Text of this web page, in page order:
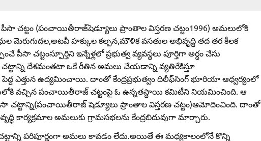
చట్టం (పంచాయితీరాజ్‌షెడ్యూలు ప్రాంతాల విస్తరణ చట్టం1996) అమలులోకి
మెరుగుదల,అటవీ హక్కుల కల్పన,మౌళిక వసతుల అభివృద్ధి తద తర కీలక
చట్టంస్పూర్తిని ఇన్నేళ్లలో ప్రభుత్వ వ్యవస్థలు పూర్తిగా అర్ధం చేసు
దేశమంతటా ఒకే రీతిన అమలు చేయడాన్ని వ్యతిరేకిస్తూ
ఎత్తున ఉద్యమించాయి. దాంతో కేంద్రప్రభుత్వం దిలీఫ్‌సింగ్‌ భూరియా ఆధ్వర్యంలో
వచ్చిన పంచాయితీరాజ్‌ చట్టంపై ఓ ఉన్నతస్థాయి కమిటీని నియమించింది. ఆ
చట్టాన్ని(పంచాయితీరాజ్‌ షెడ్యూలు ప్రాంతాల విస్తరణ చట్టం)ఆమోదించింది. దాంతో
కార్యక్రమాల అమలుకు గ్రామసభలను కేంద్రబిదువుగా మార్చారు.
పరిపూర్ణంగా అమలు కావడం లేదు.అయితే ఈ మధ్యకాలంలోనే కొన్ని